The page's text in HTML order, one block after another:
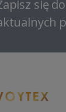
się